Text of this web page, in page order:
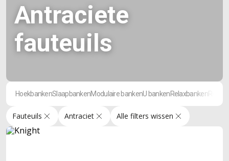
Antraciete
fauteuils
HoekbankenSlaapbankenModulaire bankenU bankenRelaxbanken
Fauteuils Antraciet Alle filters wissen